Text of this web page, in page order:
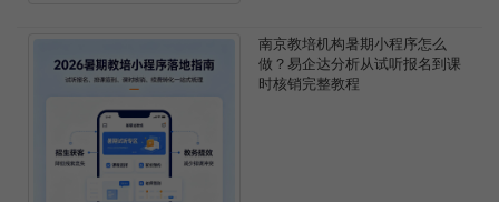
南京教培机构暑期小程序怎么
做？易企达分析从试听报名到课
时核销完整教程